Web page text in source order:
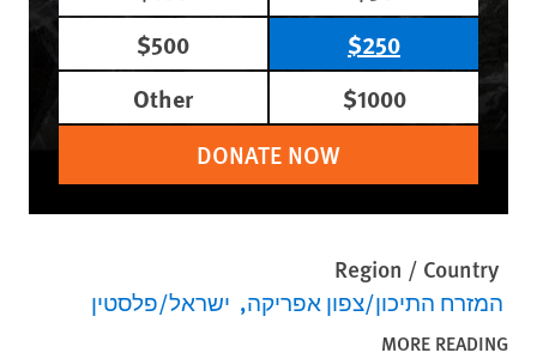
$250
$500
$1000
Other
DONATE NOW
Region / Country
המזרח התיכון/צפון אפריקה ישראל/פלסטין
MORE READING